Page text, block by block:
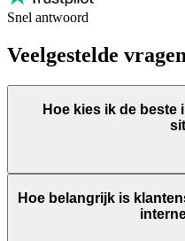
Snel antwoord
Veelgestelde vragen
Hoe kies ik de
Hoe belangrijk is